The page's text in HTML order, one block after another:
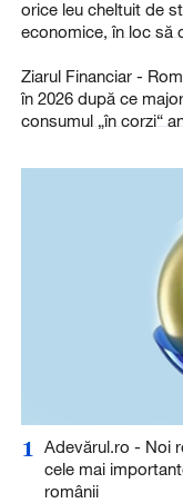
orice leu cheltuit de
economice, în loc să
Ziarul Financiar -
în 2026 după ce
consumul „în corzi“
1
Adevărul.ro - Noi
cele mai
românii